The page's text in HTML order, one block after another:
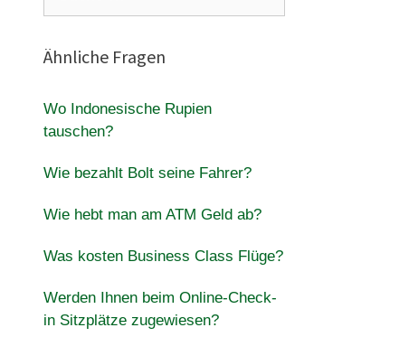
nach:
Ähnliche Fragen
Wo Indonesische Rupien
tauschen?
Wie bezahlt Bolt seine Fahrer?
Wie hebt man am ATM Geld ab?
Was kosten Business Class Flüge?
Werden Ihnen beim Online-Check-
in Sitzplätze zugewiesen?